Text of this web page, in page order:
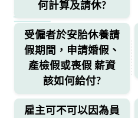
何計算及請休?
受僱者於安胎休養請
假期間，申請婚假、
產檢假或喪假 薪資
該如何給付?
雇主可不可以因為員